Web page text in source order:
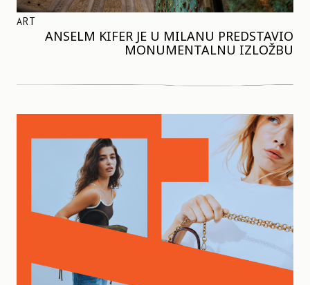
ART
ANSELM KIFER JE U MILANU PREDSTAVIO
MONUMENTALNU IZLOŽBU